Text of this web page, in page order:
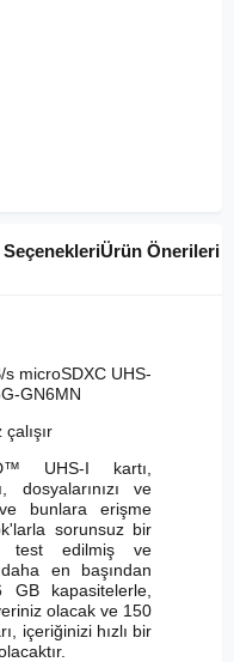
Ürün Önerileri
microSDXC UHS-
GN6MN
UHS-I kartı,
dosyalarınızı ve
bunlara erişme
sorunsuz bir
test edilmiş ve
en başından
GB kapasitelerle,
olacak ve 150
içeriğinizi hızlı bir